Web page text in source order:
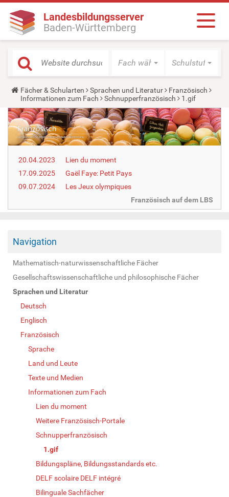
Landesbildungsserver
Baden-Württemberg
Fach wählen Schulstufe
Y
o
u
a
r
e
h
e
e
:
Fächer & Schularten Sprachen und Literatur
Französisch
Informationen zum Fach
Schnupperfranzösisch 1.gif
20.04.2023
Lien du moment
17.09.2025
Gaël Faye: Petit Pays
09.07.2024
Les Jeux olympiques
Französisch auf dem LBS
Navigation
Mathematisch-naturwissenschaftliche Fächer
Gesellschaftswissenschaftliche und philosophische Fächer
Sprachen und Literatur
Deutsch
Englisch
Französisch
Sprache
Land und Leute
Texte und Medien
Informationen zum Fach
Lien du moment
Weitere Französisch-Portale
Schnupperfranzösisch
1.gif
Bildungspläne, Bildungsstandards etc.
DELF scolaire DELF intégré
Bilinguale Sachfächer